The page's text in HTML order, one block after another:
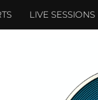
LIVE SESSIONS